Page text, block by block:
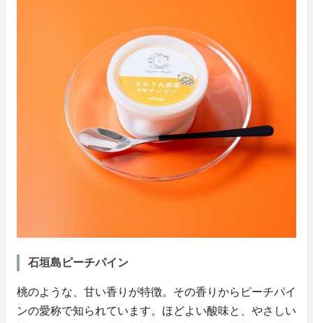
石垣島ピーチパイン
桃のような、甘い香りが特徴。その香りからピーチパイ
ンの愛称で知られています。ほどよい酸味と、やさしい